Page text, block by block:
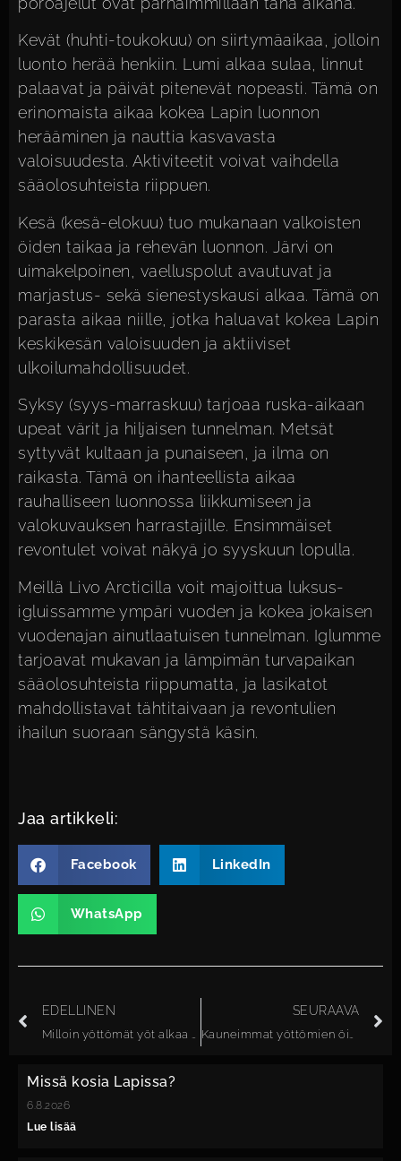
Kevät (huhti-toukokuu) on siirtymäaikaa, jolloin
luonto herää henkiin. Lumi alkaa sulaa, linnut
palaavat ja päivät pitenevät nopeasti. Tämä on
erinomaista aikaa kokea Lapin luonnon
herääminen ja nauttia kasvavasta
valoisuudesta. Aktiviteetit voivat vaihdella
sääolosuhteista riippuen.
Kesä (kesä-elokuu) tuo mukanaan valkoisten
öiden taikaa ja rehevän luonnon. Järvi on
uimakelpoinen, vaelluspolut avautuvat ja
marjastus- sekä sienestyskausi alkaa. Tämä on
parasta aikaa niille, jotka haluavat kokea Lapin
keskikesän valoisuuden ja aktiiviset
ulkoilumahdollisuudet.
Syksy (syys-marraskuu) tarjoaa ruska-aikaan
upeat värit ja hiljaisen tunnelman. Metsät
syttyvät kultaan ja punaiseen, ja ilma on
raikasta. Tämä on ihanteellista aikaa
rauhalliseen luonnossa liikkumiseen ja
valokuvauksen harrastajille. Ensimmäiset
revontulet voivat näkyä jo syyskuun lopulla.
Meillä Livo Arcticilla voit majoittua luksus-
igluissamme ympäri vuoden ja kokea jokaisen
vuodenajan ainutlaatuisen tunnelman. Iglumme
tarjoavat mukavan ja lämpimän turvapaikan
sääolosuhteista riippumatta, ja lasikatot
mahdollistavat tähtitaivaan ja revontulien
ihailun suoraan sängystä käsin.
Jaa artikkeli:
Facebook LinkedIn
WhatsApp
EDELLINEN
Milloin yöttömät yöt alkaa Posiolla?
SEURAAVA
Kauneimmat yöttömien öiden vaellukset Posion alueella
Missä kosia Lapissa?
6.8.2026
Lue lisää